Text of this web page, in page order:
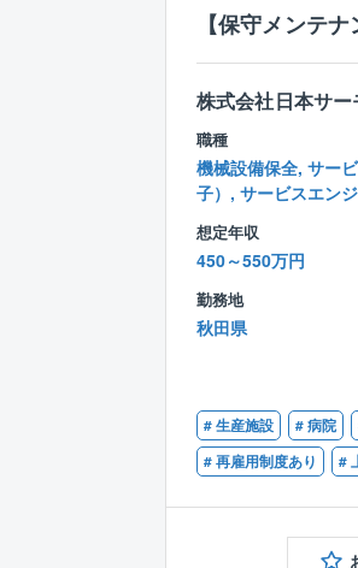
【保守メンテ
株式会社日本サ
職種
機械設備保全, サー
子）, サービスエン
想定年収
450～550万円
勤務地
秋田県
# 生産施設 # 病院
# 再雇用制度あり
#